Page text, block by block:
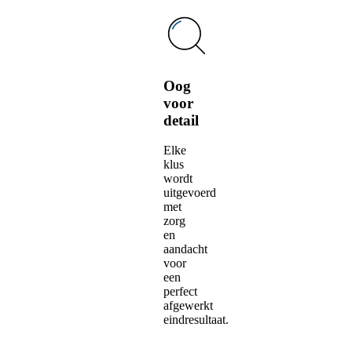
Oog
voor
detail
Elke
klus
wordt
uitgevoerd
met
zorg
en
aandacht
voor
een
perfect
afgewerkt
eindresultaat.